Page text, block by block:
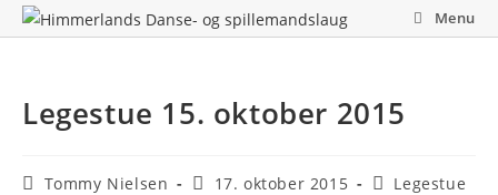
Skip
to
Menu
Legestue 15. oktober 2015
PostTommy Nielsen
Post17. oktober 2015
PostLegestue